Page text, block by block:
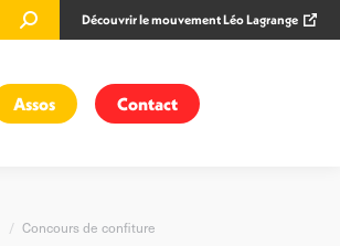
Recherche
:
Découvrir le mouvement Léo Lagrange
Assos Contact
Concours de confiture